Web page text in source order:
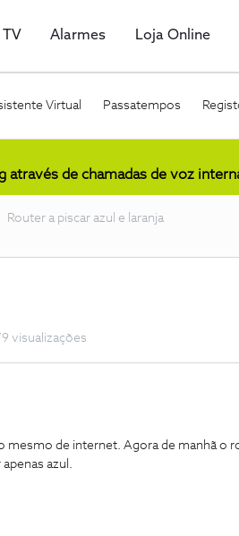
TV Alarmes Loja Online
Virtual Passatempos
através de chamadas de voz
Router a piscar azul e laranja
visualizações
mesmo de internet. Agora de manhã o
azul.